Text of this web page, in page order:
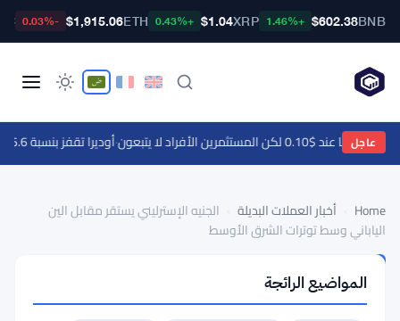
BNB
$602.38
+1.46%
XRP
$1.04
+0.43%
ETH
$1,915.06
-0.03%
عاجل
عند $0.10 لكن المستثمرين الأفراد لا يتبعون ·أوديرا تقفز بنسبة 46.6% مع تحركات العملات الرقمية - التحركات اليومية 9 أغسطس
Home أخبار العملات البديلة
الجنيه الإسترليني يستقر مقابل الين
الياباني وسط توترات الشرق الأوسط
العملات
البديلة
المواضيع الرائجة